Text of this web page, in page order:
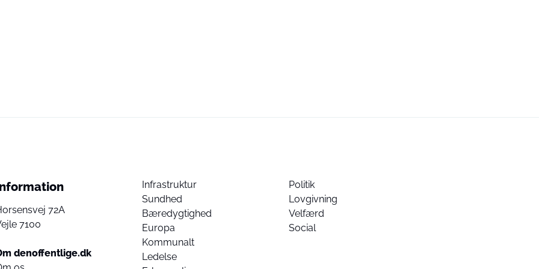
72A
7100
denoffentlige.dk
Infrastruktur
Sundhed
Bæredygtighed
Europa
Kommunalt
Ledelse
Politik
Lovgivning
Velfærd
Social